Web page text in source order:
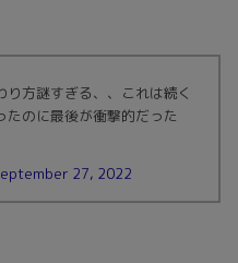
方謎すぎる、、これは続く
のに最後が衝撃的だった
27, 2022